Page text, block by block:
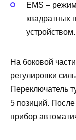
EMS –
квадратных
устройством.
На боковой
регулировки
Переключатель
5 позиций.
прибор